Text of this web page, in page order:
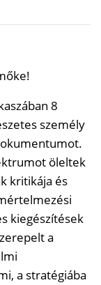
8
személy
öleltek
kritikája és
kiegészítések
a
a stratégiába